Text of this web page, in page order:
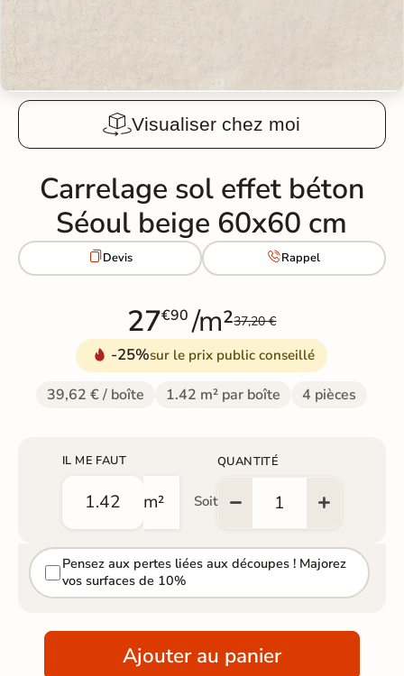
Visualiser chez moi
Carrelage sol effet béton
Séoul beige 60x60 cm
Devis Rappel
27€90 /m²37,20 €
-25%sur le prix public conseillé
39,62 € / boîte 1.42 m² par boîte 4 pièces
IL ME FAUT
m² Soit
QUANTITÉ
Pensez aux pertes liées aux découpes ! Majorez
vos surfaces de 10%
Ajouter au panier